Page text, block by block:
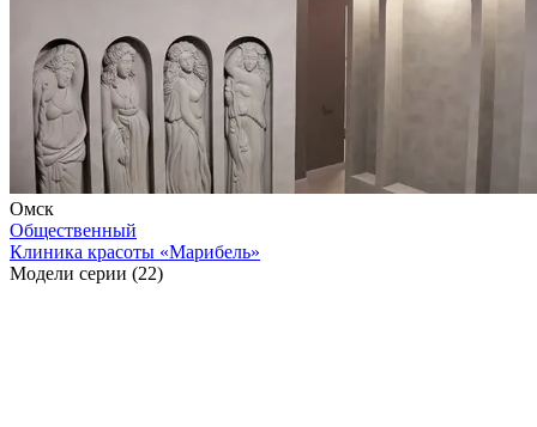
Омск
Общественный
Клиника красоты «Марибель»
Модели серии (22)